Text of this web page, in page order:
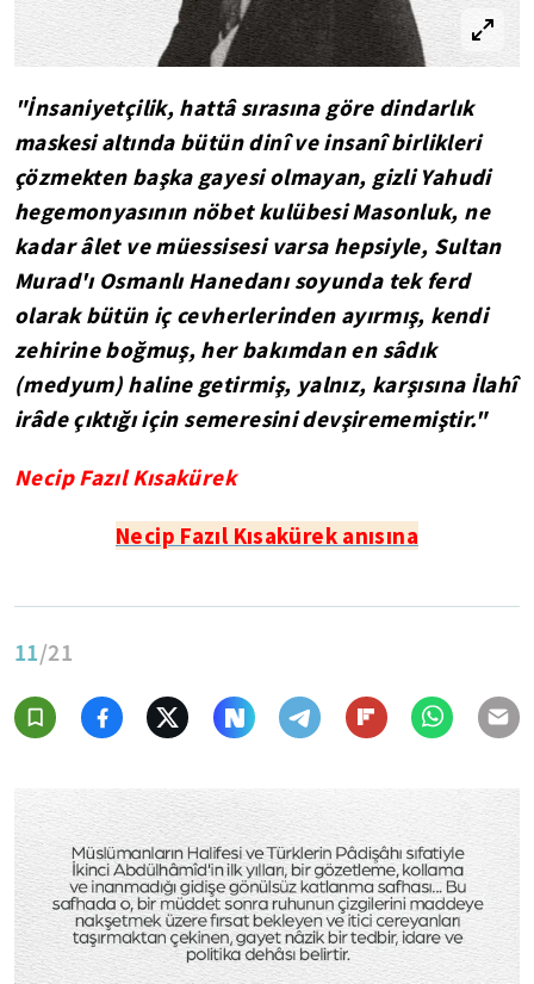
"İnsaniyetçilik, hattâ sırasına göre dindarlık
maskesi altında bütün dinî ve insanî birlikleri
çözmekten başka gayesi olmayan, gizli Yahudi
hegemonyasının nöbet kulübesi Masonluk, ne
kadar âlet ve müessisesi varsa hepsiyle, Sultan
Murad'ı Osmanlı Hanedanı soyunda tek ferd
olarak bütün iç cevherlerinden ayırmış, kendi
zehirine boğmuş, her bakımdan en sâdık
(medyum) haline getirmiş, yalnız, karşısına İlahî
irâde çıktığı için semeresini devşirememiştir."
Necip Fazıl Kısakürek
Necip Fazıl Kısakürek anısına
11/21